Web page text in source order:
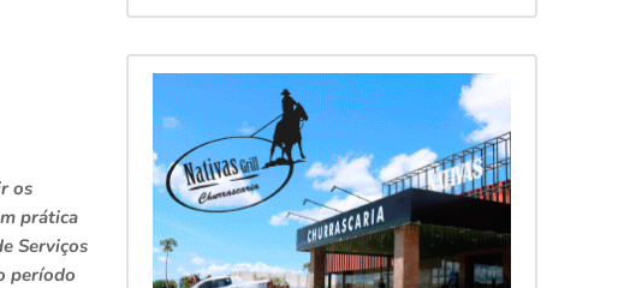
os
prática
Serviços
período